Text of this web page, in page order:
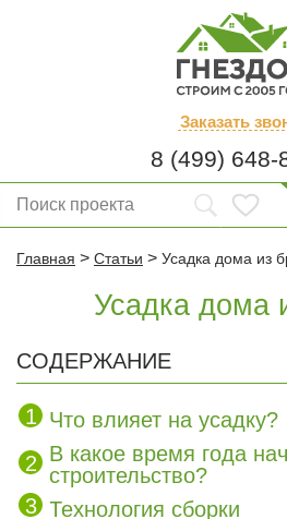
Заказать
8 (499) 648-
Главная > Статьи > Усадка дома из
Усадка дома
СОДЕРЖАНИЕ
Что влияет на усадку?
В какое время года
строительство?
Технология сборки